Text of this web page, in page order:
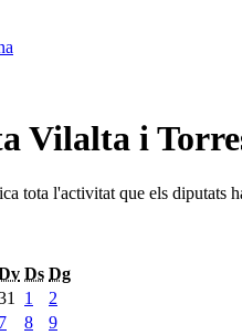
Vilalta i
tota l'activitat que els diputats
Ds Dg
1
2
7 8
9